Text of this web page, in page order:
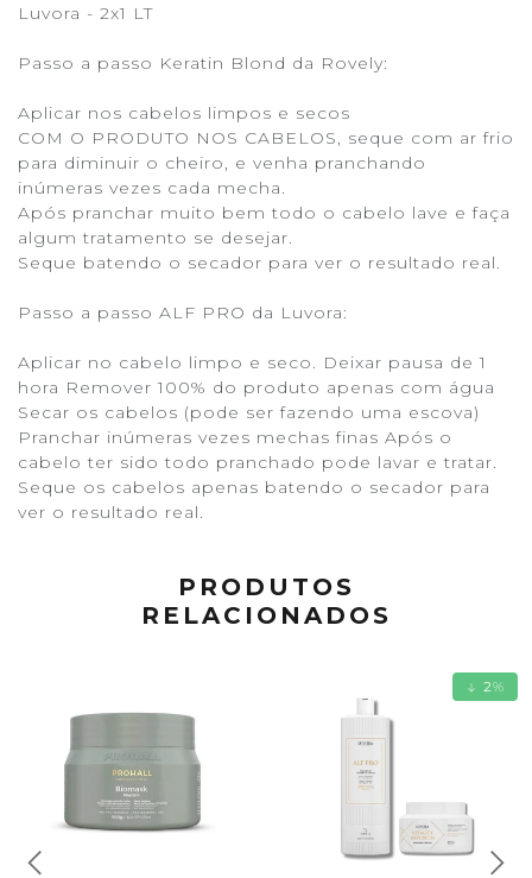
Luvora - 2x1 LT
Passo a passo Keratin Blond da Rovely:
Aplicar nos cabelos limpos e secos
COM O PRODUTO NOS CABELOS, seque com ar frio
para diminuir o cheiro, e venha pranchando
inúmeras vezes cada mecha.
Após pranchar muito bem todo o cabelo lave e faça
algum tratamento se desejar.
Seque batendo o secador para ver o resultado real.
Passo a passo ALF PRO da Luvora:
Aplicar no cabelo limpo e seco. Deixar pausa de 1
hora Remover 100% do produto apenas com água
Secar os cabelos (pode ser fazendo uma escova)
Pranchar inúmeras vezes mechas finas Após o
cabelo ter sido todo pranchado pode lavar e tratar.
Seque os cabelos apenas batendo o secador para
ver o resultado real.
PRODUTOS
RELACIONADOS
2%